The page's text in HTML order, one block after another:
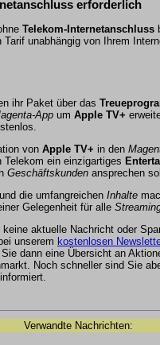
erforderlich
Telekom-Internetanschluss
Tarif unabhängig von Ihrem
ihr Paket über das
App um Apple TV+
von Apple TV+ in den
Telekom ein einzigartiges
Geschäftskunden ansprechen
und die umfangreichen Inhalte
Gelegenheit für alle
aktuelle Nachricht oder
unserem kostenlosen
dann eine Übersicht an
Noch schneller sind Sie
informiert.
Verwandte Nachrichten: